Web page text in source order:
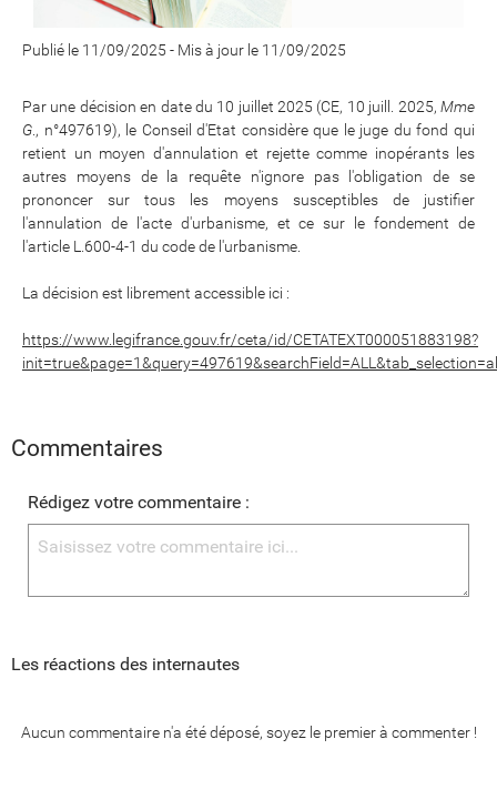
Publié le 11/09/2025 - Mis à jour le 11/09/2025
Par une décision en date du 10 juillet 2025 (CE, 10 juill. 2025, Mme
G ., n°497619), le Conseil d'Etat considère que le juge du fond qui
retient un moyen d'annulation et rejette comme inopérants les
autres moyens de la requête n'ignore pas l'obligation de se
prononcer sur tous les moyens susceptibles de justifier
l'annulation de l'acte d'urbanisme, et ce sur le fondement de
l'article L.600-4-1 du code de l'urbanisme.
La décision est librement accessible ici :
https://www.legifrance.gouv.fr/ceta/id/CETATEXT000051883198?
Commentaires
Rédigez votre commentaire :
Les réactions des internautes
Aucun commentaire n'a été déposé, soyez le premier à commenter !